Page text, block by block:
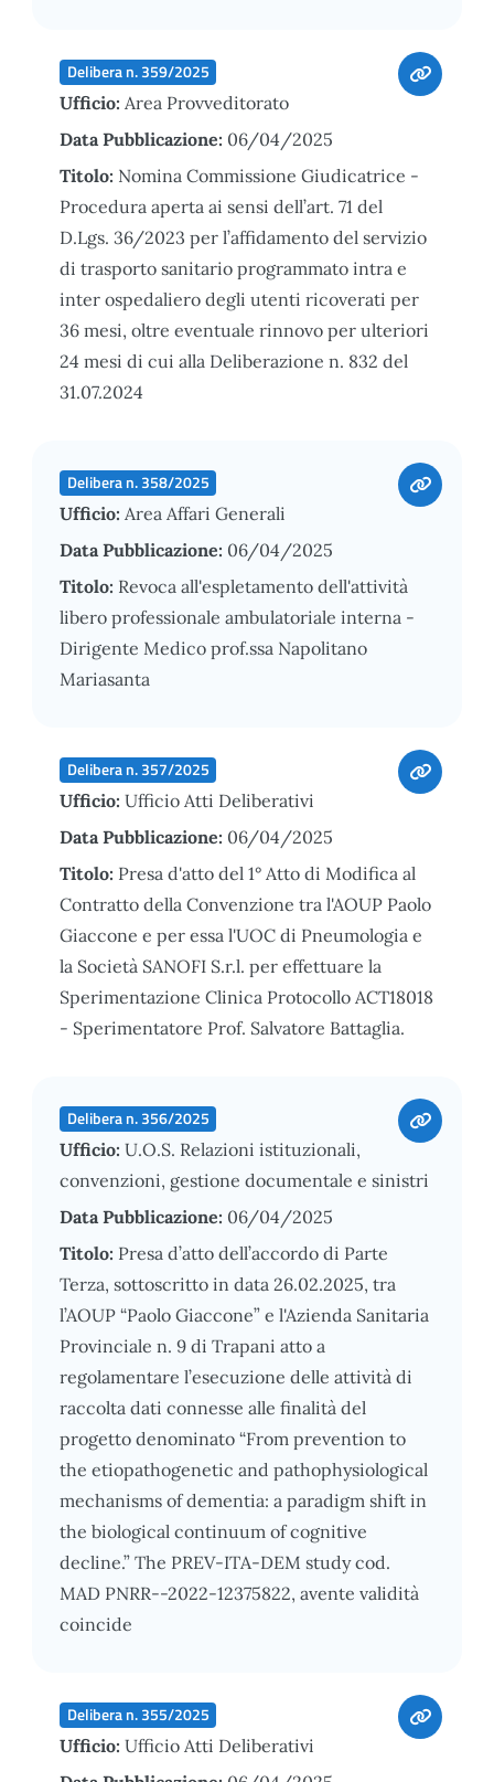
Delibera n. 359/2025
Ufficio: Area Provveditorato
Data Pubblicazione: 06/04/2025
Titolo: Nomina Commissione Giudicatrice -
Procedura aperta ai sensi dell’art. 71 del
D.Lgs. 36/2023 per l’affidamento del servizio
di trasporto sanitario programmato intra e
inter ospedaliero degli utenti ricoverati per
36 mesi, oltre eventuale rinnovo per ulteriori
24 mesi di cui alla Deliberazione n. 832 del
31.07.2024
Delibera n. 358/2025
Ufficio: Area Affari Generali
Data Pubblicazione: 06/04/2025
Titolo: Revoca all'espletamento dell'attività
libero professionale ambulatoriale interna -
Dirigente Medico prof.ssa Napolitano
Mariasanta
Delibera n. 357/2025
Ufficio: Ufficio Atti Deliberativi
Data Pubblicazione: 06/04/2025
Titolo: Presa d'atto del 1° Atto di Modifica al
Contratto della Convenzione tra l'AOUP Paolo
Giaccone e per essa l'UOC di Pneumologia e
la Società SANOFI S.r.l. per effettuare la
Sperimentazione Clinica Protocollo ACT18018
- Sperimentatore Prof. Salvatore Battaglia.
Delibera n. 356/2025
Ufficio: U.O.S. Relazioni istituzionali,
convenzioni, gestione documentale e sinistri
Data Pubblicazione: 06/04/2025
Titolo: Presa d’atto dell’accordo di Parte
Terza, sottoscritto in data 26.02.2025, tra
l’AOUP “Paolo Giaccone” e l'Azienda Sanitaria
Provinciale n. 9 di Trapani atto a
regolamentare l’esecuzione delle attività di
raccolta dati connesse alle finalità del
progetto denominato “From prevention to
the etiopathogenetic and pathophysiological
mechanisms of dementia: a paradigm shift in
the biological continuum of cognitive
decline.” The PREV-ITA-DEM study cod.
MAD PNRR--2022-12375822, avente validità
coincide
Delibera n. 355/2025
Ufficio: Ufficio Atti Deliberativi